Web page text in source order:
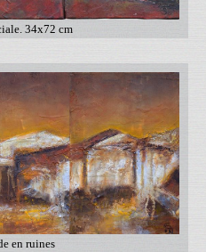
34x72 cm
en ruines